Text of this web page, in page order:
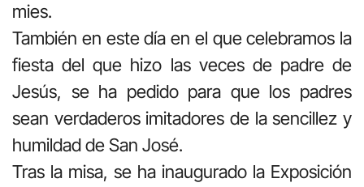
mies.
También en este día en el que celebramos la
fiesta del que hizo las veces de padre de
Jesús, se ha pedido para que los padres
sean verdaderos imitadores de la sencillez y
humildad de San José.
Tras la misa, se ha inaugurado la Exposición